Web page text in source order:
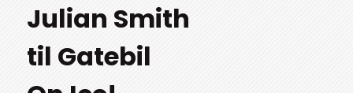
Julian Smith
til Gatebil